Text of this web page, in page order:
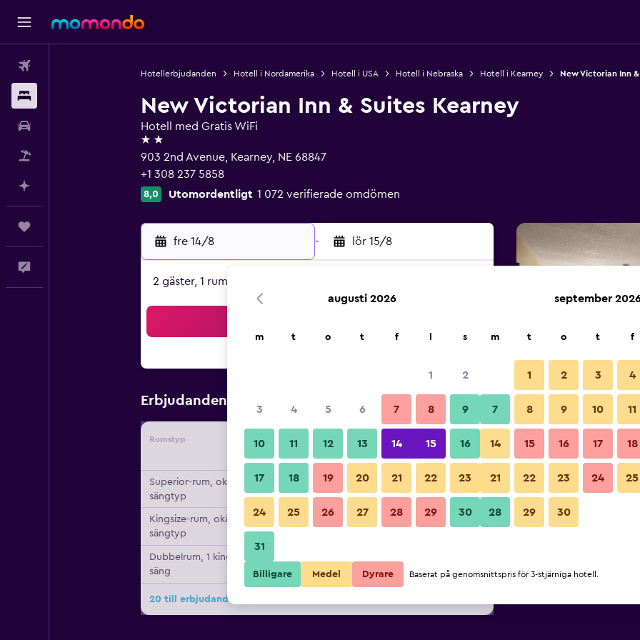
Hotellerbjudanden Hotell i Nordamerika Hotell i USA Hotell i Nebraska Hotell i Kearney New Victorian Inn
New Victorian Inn & Suites Kearney
Hotell med Gratis WiFi
2 stjärnor
903 2nd Avenue, Kearney, NE 68847
+1 308 237 5858
8,0 Utomordentligt 1 072 verifierade omdömen
fre 14/8 - lör 15/8
2 gäster, 1 rum
Erbjudanden från Billigaste Pris per natt
Rumstyp Leverantör
Per natt
Superior-rum, okänd
sängtyp
603 kr Visa erbjudande
Kingsize-rum, okänd
sängtyp
628 kr Visa erbjudande
Dubbelrum, 1 king size-
säng
646 kr
20 till erbjudanden för New Victorian Inn & Suites Kearney
Sovrum
Bilder från New Victorian Inn &
augusti 2026
m t o t f s
1 2
3 4 5 6 7 8 9
10 11 12 13 14 15 16
17 18 19 20 21 22 23
24 25 26 27 28 29 30
31
september
m t o t f
1 2 3 4
7 8 9 10 11
14 15 16 17 18
21 22 23 24 25
28 29 30
Billigare Medel Dyrare Baserat på genomsnittspris för 3-stjärniga hotell.